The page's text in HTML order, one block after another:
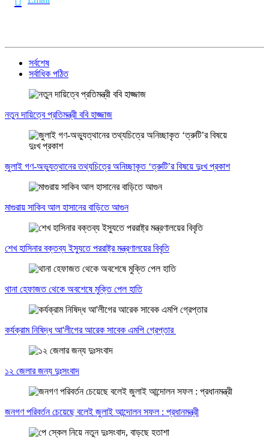
সর্বশেষ
সর্বাধিক পঠিত
নতুন দায়িত্বে প্রতিমন্ত্রী ববি হাজ্জাজ
জুলাই গণ-অভ্যুত্থানের তথ্যচিত্রে অনিচ্ছাকৃত ‘ত্রুটি’র বিষয়ে দুঃখ প্রকাশ
মাগুরায় সাকিব আল হাসানের বাড়িতে আগুন
শেখ হাসিনার বক্তব্য ইস্যুতে পররাষ্ট্র মন্ত্রণালয়ের বিবৃতি
থানা হেফাজত থেকে অবশেষে মুক্তি পেল হাতি
কর্যক্রাম নিষিদ্ধ আ'লীগের আরেক সাবেক এমপি গ্রেপ্তার
১২ জেলার জন্য দুঃসংবাদ
জনগণ পরিবর্তন চেয়েছে বলেই জুলাই আন্দোলন সফল : প্রধানমন্ত্রী